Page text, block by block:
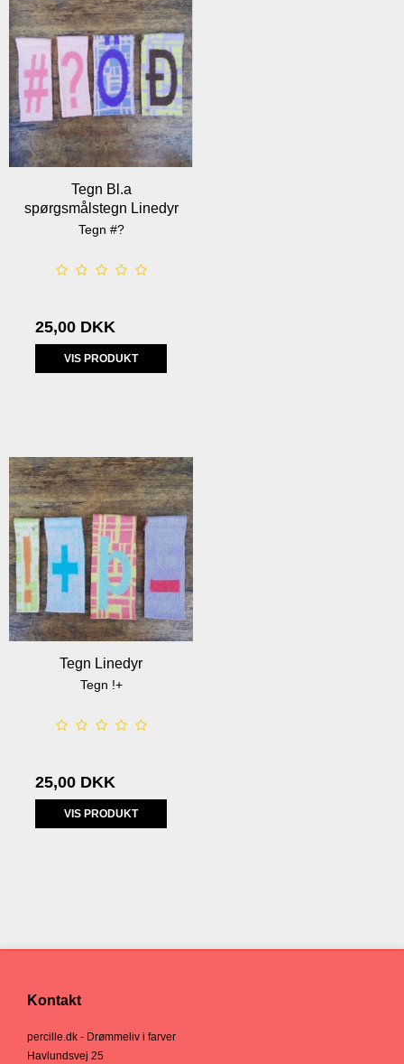
Tegn Bl.a
spørgsmålstegn Linedyr
Tegn #?
25,00 DKK
VIS PRODUKT
Tegn Linedyr
Tegn !+
25,00 DKK
VIS PRODUKT
Kontakt
percille.dk - Drømmeliv i farver
Havlundsvej 25